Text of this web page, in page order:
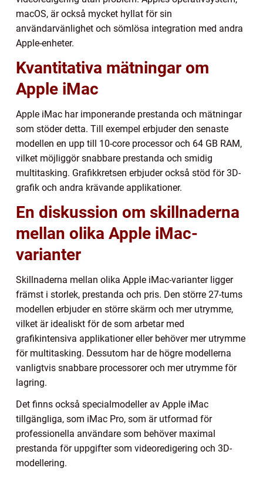
macOS, är också mycket hyllat för sin
användarvänlighet och sömlösa integration med andra
Apple-enheter.
Kvantitativa mätningar om
Apple iMac
Apple iMac har imponerande prestanda och mätningar
som stöder detta. Till exempel erbjuder den senaste
modellen en upp till 10-core processor och 64 GB RAM,
vilket möjliggör snabbare prestanda och smidig
multitasking. Grafikkretsen erbjuder också stöd för 3D-
grafik och andra krävande applikationer.
En diskussion om skillnaderna
mellan olika Apple iMac-
varianter
Skillnaderna mellan olika Apple iMac-varianter ligger
främst i storlek, prestanda och pris. Den större 27-tums
modellen erbjuder en större skärm och mer utrymme,
vilket är idealiskt för de som arbetar med
grafikintensiva applikationer eller behöver mer utrymme
för multitasking. Dessutom har de högre modellerna
vanligtvis snabbare processorer och mer utrymme för
lagring.
Det finns också specialmodeller av Apple iMac
tillgängliga, som iMac Pro, som är utformad för
professionella användare som behöver maximal
prestanda för uppgifter som videoredigering och 3D-
modellering.